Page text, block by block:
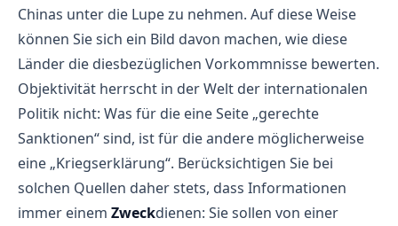
Chinas unter die Lupe zu nehmen. Auf diese Weise
können Sie sich ein Bild davon machen, wie diese
Länder die diesbezüglichen Vorkommnisse bewerten.
Objektivität herrscht in der Welt der internationalen
Politik nicht: Was für die eine Seite „gerechte
Sanktionen“ sind, ist für die andere möglicherweise
eine „Kriegserklärung“. Berücksichtigen Sie bei
solchen Quellen daher stets, dass Informationen
immer einem Zweckdienen: Sie sollen von einer